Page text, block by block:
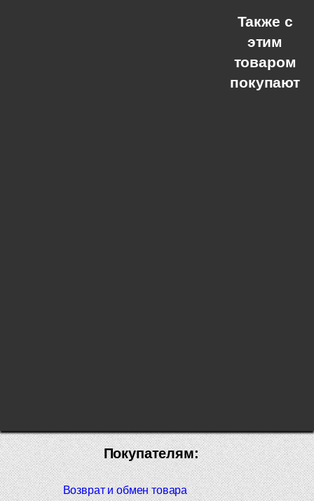
Также с
этим
товаром
покупают
Покупателям:
Возврат и обмен товара